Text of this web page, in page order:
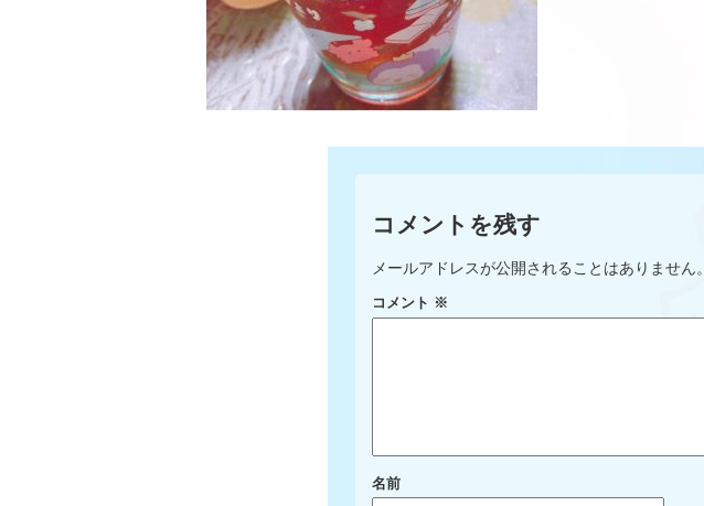
コメントを残す
メールアドレスが公開されることはありません。
コメント ※
名前